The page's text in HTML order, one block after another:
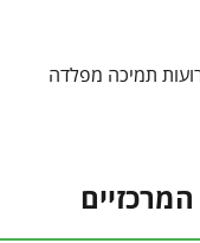
4 מ"מ + זרועות תמיכה מפלדה